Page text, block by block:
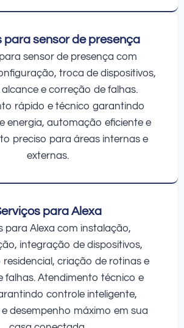
para sensor de presença
sensor de presença com
troca de dispositivos,
e correção de falhas.
rápido e técnico garantindo
energia, automação eficiente e
preciso para áreas internas e
externas.
para Alexa
para Alexa com instalação,
integração de dispositivos,
criação de rotinas e
falhas. Atendimento técnico e
controle inteligente,
desempenho máximo em sua